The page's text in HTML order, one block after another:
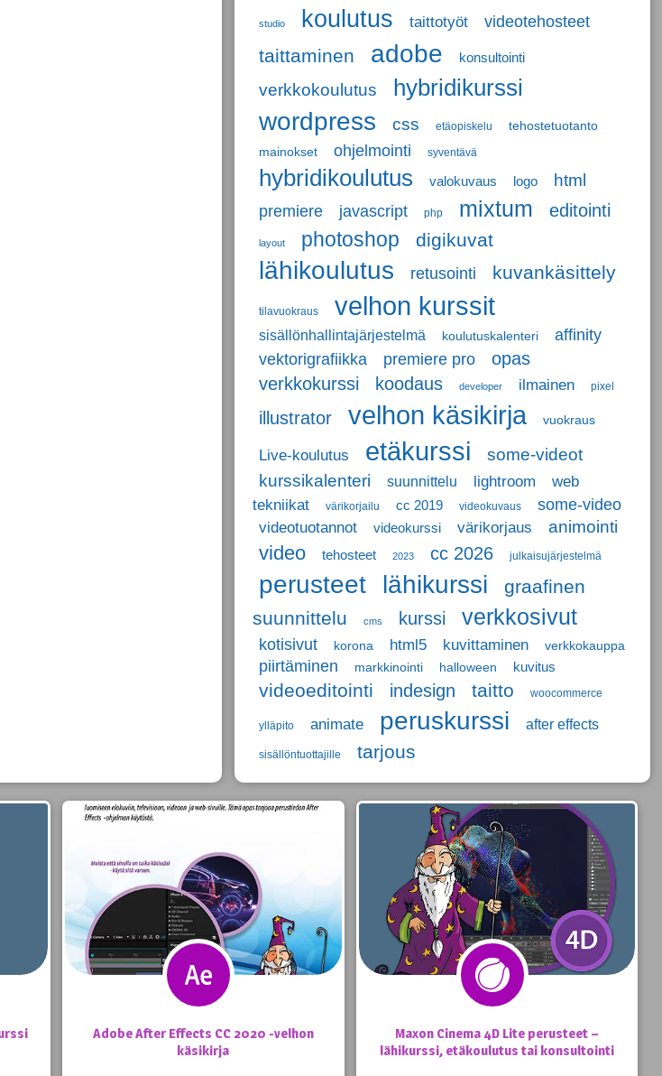
studio koulutus taittotyöt videotehosteet
taittaminen adobe konsultointi
verkkokoulutus hybridikurssi
wordpress css etäopiskelu
tehostetuotanto
mainokset
ohjelmointi syventävä
hybridikoulutus valokuvaus logo html
premiere javascript php mixtum editointi
layout photoshop digikuvat
lähikoulutus retusointi kuvankäsittely
tilavuokraus velhon kurssit
sisällönhallintajärjestelmä koulutuskalenteri affinity
vektorigrafiikka premiere pro
opas
verkkokurssi
koodaus developer ilmainen pixel
illustrator velhon käsikirja vuokraus
Live-koulutus etäkurssi
some-videot
kurssikalenteri
suunnittelu lightroom
web
tekniikat
värikorjailu cc 2019 videokuvaus some-video
videotuotannot videokurssi värikorjaus animointi
video tehosteet 2023 cc 2026 julkaisujärjestelmä
perusteet lähikurssi
graafinen
suunnittelu
cms kurssi verkkosivut
kotisivut korona html5 kuvittaminen verkkokauppa
piirtäminen markkinointi halloween kuvitus
videoeditointi indesign taitto woocommerce
ylläpito animate peruskurssi after effects
sisällöntuottajille tarjous
Adobe After Effects CC 2020 -velhon
käsikirja
Maxon Cinema 4D Lite perusteet –
lähikurssi, etäkoulutus tai konsultointi